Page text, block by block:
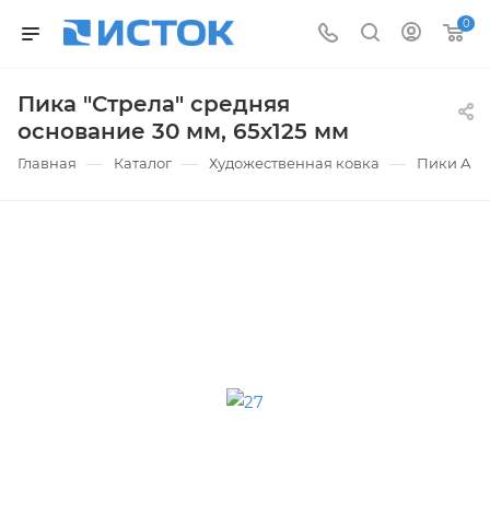
0
Пика "Стрела" средняя
основание 30 мм, 65х125 мм
Главная — Каталог — Художественная ковка — Пики